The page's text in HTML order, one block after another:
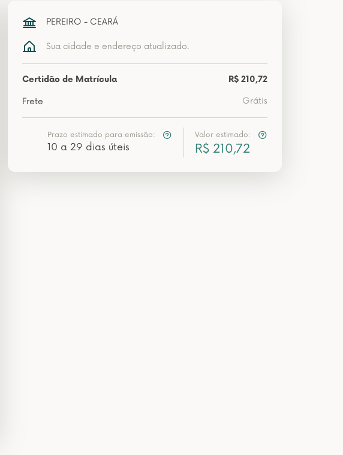
PEREIRO - CEARÁ
Sua cidade e endereço atualizado.
Certidão de Matrícula R$ 210,72
Frete Grátis
Prazo estimado para emissão:
10 a 29 dias úteis
Valor estimado:
R$ 210,72